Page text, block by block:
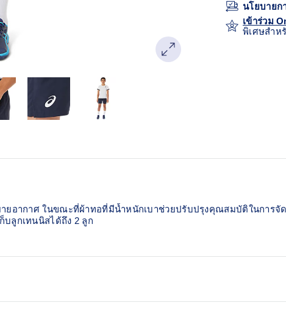
นโยบาย
เข้าร่วม
พิเศษสำห
ายอากาศ ในขณะที่ผ้าทอที่มีน้ำหนักเบาช่วยปรับปรุงคุณสมบัติในการจั
บลูกเทนนิสได้ถึง 2 ลูก